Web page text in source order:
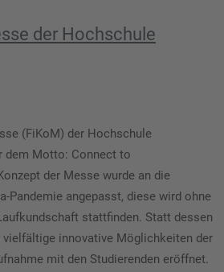
der Hochschule
(FiKoM) der Hochschule
dem Motto: Connect to
der Messe wurde an die
Pandemie angepasst, diese wird ohne
stattfinden. Statt dessen
vielfältige innovative Möglichkeiten der
mit den Studierenden eröffnet.